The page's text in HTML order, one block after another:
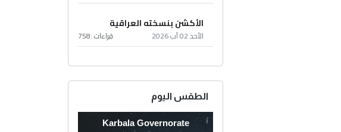
الأكشن بنسخته العراقية
الأحد 02 آب 2026 قراءات :758
الطقس اليوم
Karbala Governorate